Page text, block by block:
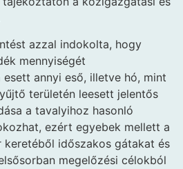
azzal indokolta, hogy
mennyiségét
annyi eső, illetve hó, mint
területén leesett jelentős
a tavalyihoz hasonló
ezért egyebek mellett a
időszakos gátakat és
megelőzési célokból